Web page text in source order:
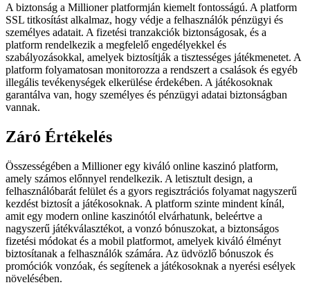
A biztonság a Millioner platformján kiemelt fontosságú. A platform
SSL titkosítást alkalmaz, hogy védje a felhasználók pénzügyi és
személyes adatait. A fizetési tranzakciók biztonságosak, és a
platform rendelkezik a megfelelő engedélyekkel és
szabályozásokkal, amelyek biztosítják a tisztességes játékmenetet. A
platform folyamatosan monitorozza a rendszert a csalások és egyéb
illegális tevékenységek elkerülése érdekében. A játékosoknak
garantálva van, hogy személyes és pénzügyi adatai biztonságban
vannak.
Záró Értékelés
Összességében a Millioner egy kiváló online kaszinó platform,
amely számos előnnyel rendelkezik. A letisztult design, a
felhasználóbarát felület és a gyors regisztrációs folyamat nagyszerű
kezdést biztosít a játékosoknak. A platform szinte mindent kínál,
amit egy modern online kaszinótól elvárhatunk, beleértve a
nagyszerű játékválasztékot, a vonzó bónuszokat, a biztonságos
fizetési módokat és a mobil platformot, amelyek kiváló élményt
biztosítanak a felhasználók számára. Az üdvözlő bónuszok és
promóciók vonzóak, és segítenek a játékosoknak a nyerési esélyek
növelésében.